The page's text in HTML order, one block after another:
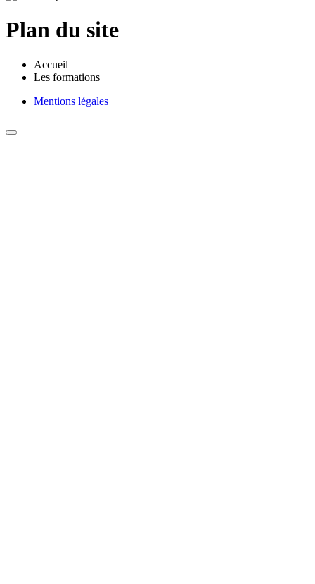
Plan du site
Accueil
Les formations
Mentions légales